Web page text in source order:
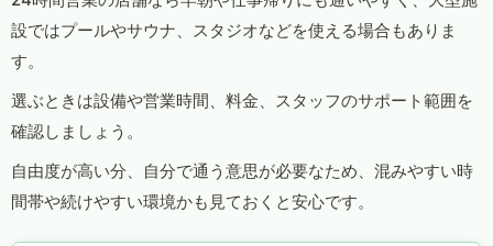
設ではプールやサウナ、スタジオなどを使える場合もありま
す。
選ぶときは設備や営業時間、料金、スタッフのサポート範囲を
確認しましょう。
自由度が高い分、自分で通う意思が必要なため、混みやすい時
間帯や続けやすい環境かも見ておくと安心です。